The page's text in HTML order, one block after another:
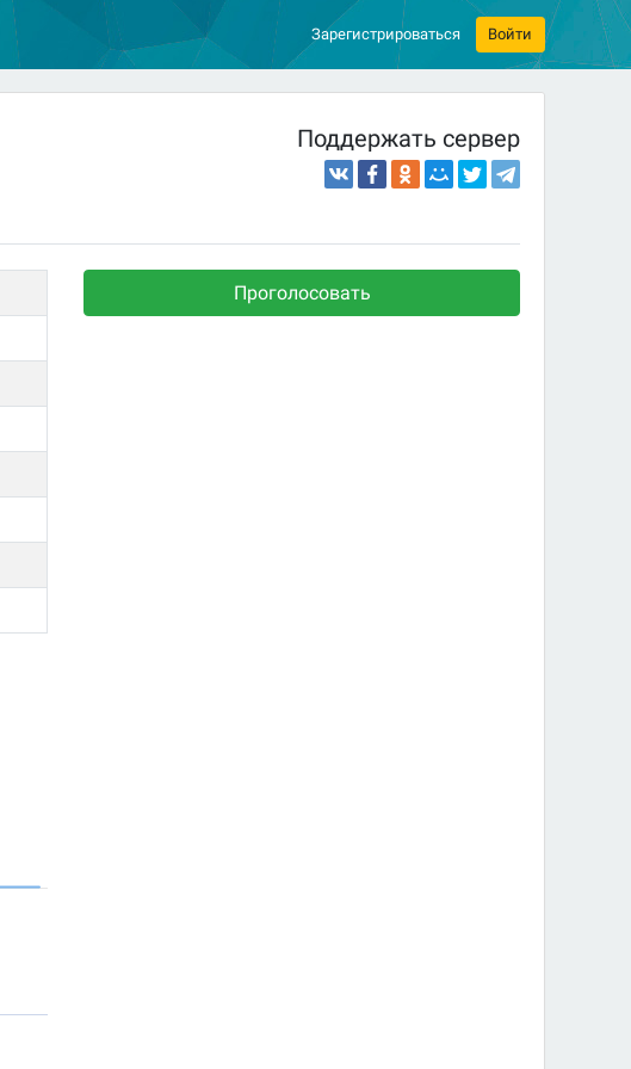
Зарегистрироваться Войти
Поддержать сервер
Проголосовать